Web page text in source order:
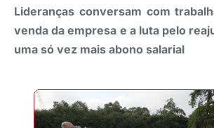
Lideranças conversam com
venda da empresa e a luta pelo
uma só vez mais abono salarial